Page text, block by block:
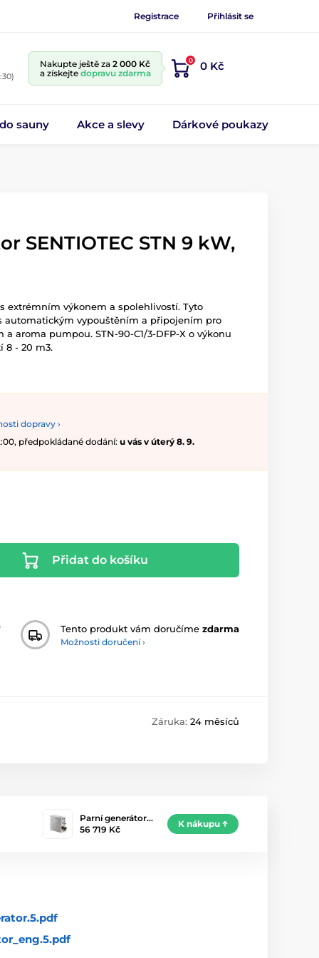
Registrace Přihlásit se
Nakupte ještě za 2 000 Kč
a získejte dopravu zdarma
0 0 Kč
sauny Akce a slevy Dárkové poukazy
SENTIOTEC STN 9 kW,
extrémním výkonem a spolehlivostí. Tyto
automatickým vypouštěním a připojením pro
aroma pumpou. STN-90-C1/3-DFP-X o výkonu
8 - 20 m3.
dopravy ›
předpokládané dodání: u vás v úterý 8. 9.
Přidat do košíku
Tento produkt vám doručíme zdarma
Možnosti doručení ›
Záruka: 24 měsíců
Parní generátor…
56 719 Kč
K nákupu